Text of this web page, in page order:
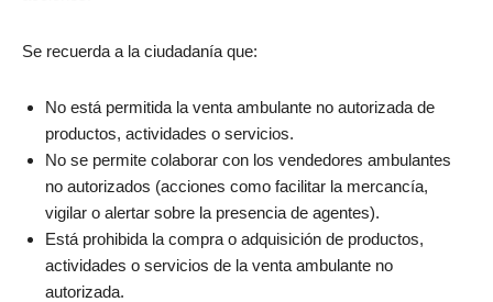
Se recuerda a la ciudadanía que:
No está permitida la venta ambulante no autorizada de
productos, actividades o servicios.
No se permite colaborar con los vendedores ambulantes
no autorizados (acciones como facilitar la mercancía,
vigilar o alertar sobre la presencia de agentes).
Está prohibida la compra o adquisición de productos,
actividades o servicios de la venta ambulante no
autorizada.